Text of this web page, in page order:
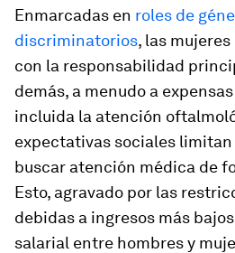
Enmarcadas en roles de
discriminatorios, las
con la responsabilidad
demás, a menudo a
incluida la atención
expectativas sociales
buscar atención médica de
Esto, agravado por las
debidas a ingresos más
salarial entre hombres y